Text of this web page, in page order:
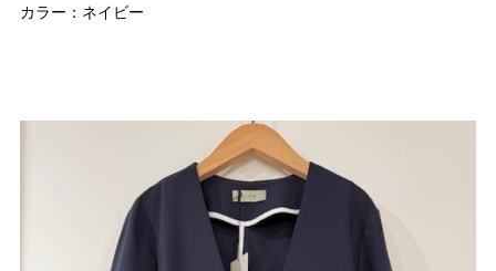
カラー：ネイビー